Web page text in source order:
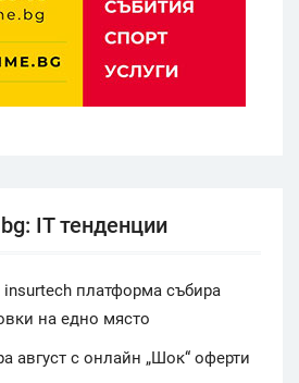
IT тенденции
insurtech платформа събира
на едно място
август с онлайн „Шок“ оферти